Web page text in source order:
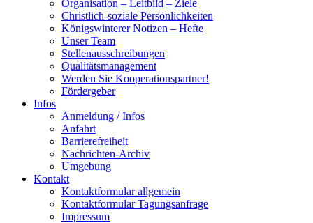
Organisation – Leitbild – Ziele
Christlich-soziale Persönlichkeiten
Königswinterer Notizen – Hefte
Unser Team
Stellenausschreibungen
Qualitätsmanagement
Werden Sie Kooperationspartner!
Fördergeber
Infos
Anmeldung / Infos
Anfahrt
Barrierefreiheit
Nachrichten-Archiv
Umgebung
Kontakt
Kontaktformular allgemein
Kontaktformular Tagungsanfrage
Impressum